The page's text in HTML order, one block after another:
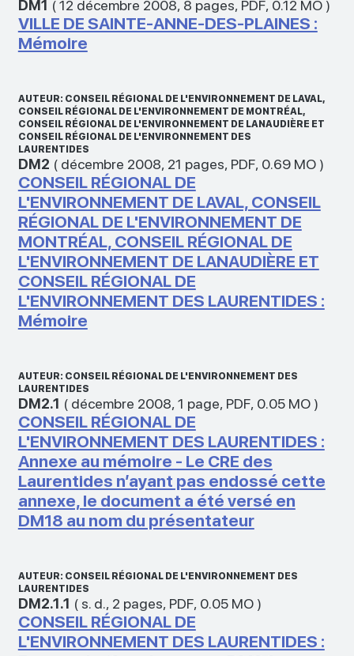
DM1 (12 décembre 2008, 8 pages, PDF, 0.12 MO)
VILLE DE SAINTE-ANNE-DES-PLAINES :
Mémoire
AUTEUR: CONSEIL RÉGIONAL DE L'ENVIRONNEMENT DE LAVAL,
CONSEIL RÉGIONAL DE L'ENVIRONNEMENT DE MONTRÉAL,
CONSEIL RÉGIONAL DE L'ENVIRONNEMENT DE LANAUDIÈRE ET
CONSEIL RÉGIONAL DE L'ENVIRONNEMENT DES
LAURENTIDES
DM2 ( décembre 2008, 21 pages, PDF, 0.69 MO)
CONSEIL RÉGIONAL DE
L'ENVIRONNEMENT DE LAVAL, CONSEIL
RÉGIONAL DE L'ENVIRONNEMENT DE
MONTRÉAL, CONSEIL RÉGIONAL DE
L'ENVIRONNEMENT DE LANAUDIÈRE ET
CONSEIL RÉGIONAL DE
L'ENVIRONNEMENT DES LAURENTIDES :
Mémoire
AUTEUR: CONSEIL RÉGIONAL DE L'ENVIRONNEMENT DES
LAURENTIDES
DM2.1 ( décembre 2008, 1 page, PDF, 0.05 MO)
CONSEIL RÉGIONAL DE
L'ENVIRONNEMENT DES LAURENTIDES :
Annexe au mémoire - Le CRE des
Laurentides n’ayant pas endossé cette
annexe, le document a été versé en
DM18 au nom du présentateur
AUTEUR: CONSEIL RÉGIONAL DE L'ENVIRONNEMENT DES
LAURENTIDES
DM2.1.1 ( s. d., 2 pages, PDF, 0.05 MO)
CONSEIL RÉGIONAL DE
L'ENVIRONNEMENT DES LAURENTIDES :